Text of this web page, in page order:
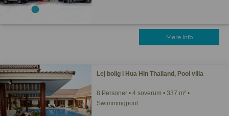
Mere Info
Lej bolig i Hua Hin Thailand, Pool villa
8 Personer • 4 soverum • 337 m² •
Swimmingpool